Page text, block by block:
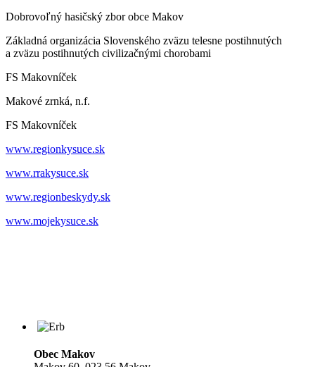
Dobrovoľný hasičský zbor obce Makov
Základná organizácia Slovenského zväzu telesne postihnutých
a zväzu postihnutých civilizačnými chorobami
FS Makovníček
Makové zrnká, n.f.
FS Makovníček
www.regionkysuce.sk
www.rrakysuce.sk
www.regionbeskydy.sk
www.mojekysuce.sk
Obec Makov